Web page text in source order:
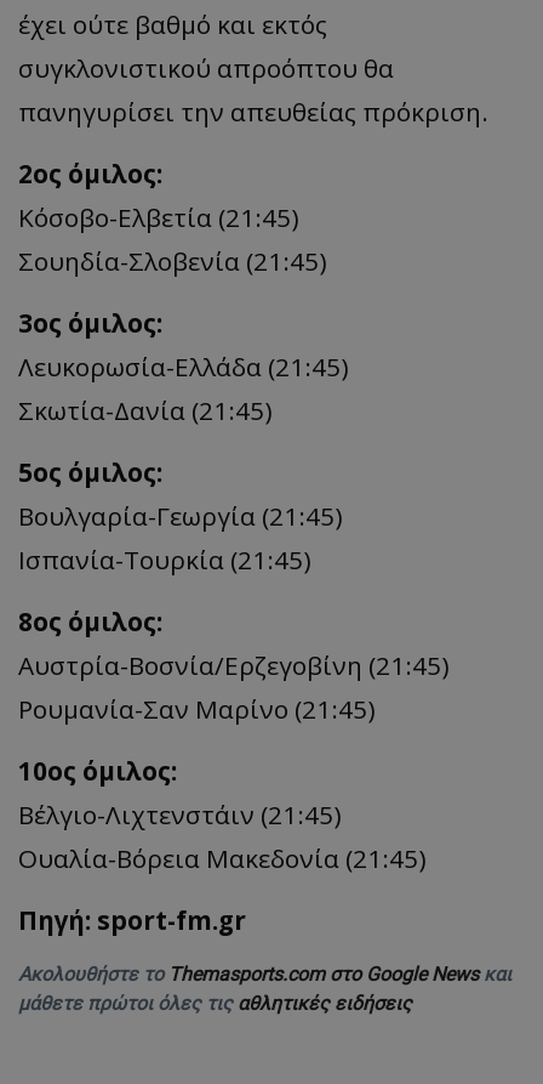
έχει ούτε βαθμό και εκτός
συγκλονιστικού απροόπτου θα
πανηγυρίσει την απευθείας πρόκριση.
2ος όμιλος:
Κόσοβο-Ελβετία (21:45)
Σουηδία-Σλοβενία (21:45)
3ος όμιλος:
Λευκορωσία-Ελλάδα (21:45)
Σκωτία-Δανία (21:45)
5ος όμιλος:
Βουλγαρία-Γεωργία (21:45)
Ισπανία-Τουρκία (21:45)
8ος όμιλος:
Αυστρία-Βοσνία/Ερζεγοβίνη (21:45)
Ρουμανία-Σαν Μαρίνο (21:45)
10ος όμιλος:
Βέλγιο-Λιχτενστάιν (21:45)
Ουαλία-Βόρεια Μακεδονία (21:45)
Πηγή: sport-fm.gr
Ακολουθήστε το Themasports.com στο Google Newsκαι
μάθετε πρώτοι όλες τις αθλητικές ειδήσεις